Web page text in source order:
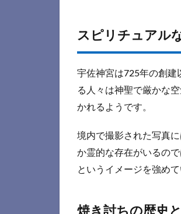
スピリチュアル
宇佐神宮は725年の創建
る人々は神聖で厳かな
かれるようです。
境内で撮影された写真
か霊的な存在がいるの
というイメージを強めて
焼き討ちの歴史